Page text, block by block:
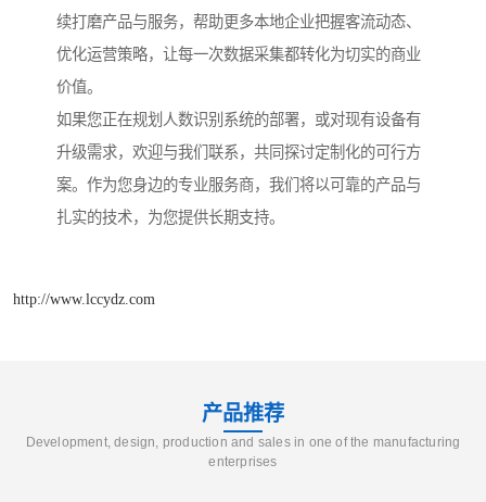
续打磨产品与服务，帮助更多本地企业把握客流动态、
优化运营策略，让每一次数据采集都转化为切实的商业
价值。
如果您正在规划人数识别系统的部署，或对现有设备有
升级需求，欢迎与我们联系，共同探讨定制化的可行方
案。作为您身边的专业服务商，我们将以可靠的产品与
扎实的技术，为您提供长期支持。
http://www.lccydz.com
产品推荐
Development, design, production and sales in one of the manufacturing
enterprises